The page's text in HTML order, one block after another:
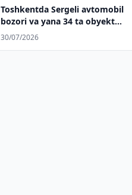
Toshkentda Sergeli avtomobil
bozori va yana 34 ta obyekt
xususiylashtiriladi
30/07/2026